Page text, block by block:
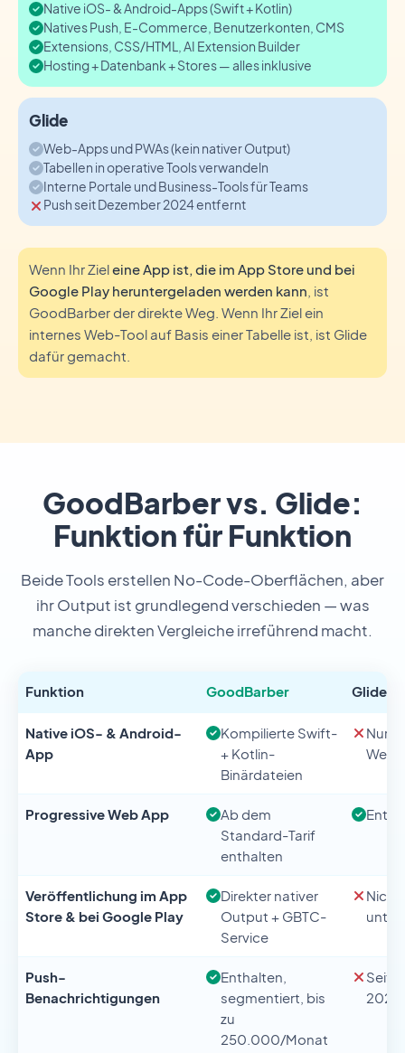
Native iOS- & Android-Apps (Swift + Kotlin)
Natives Push, E-Commerce, Benutzerkonten, CMS
Extensions, CSS/HTML, AI Extension Builder
Hosting + Datenbank + Stores — alles inklusive
Glide
Web-Apps und PWAs (kein nativer Output)
Tabellen in operative Tools verwandeln
Interne Portale und Business-Tools für Teams
Push seit Dezember 2024 entfernt
Wenn Ihr Zieleine App ist, die im App Store und bei
Google Play heruntergeladen werden kann , ist
GoodBarber der direkte Weg. Wenn Ihr Ziel ein
internes Web-Tool auf Basis einer Tabelle ist, ist Glide
dafür gemacht.
GoodBarber vs. Glide:
Funktion für Funktion
Beide Tools erstellen No-Code-Oberflächen, aber
ihr Output ist grundlegend verschieden — was
manche direkten Vergleiche irreführend macht.
Funktion GoodBarber Glide
Native iOS- & Android-
App
Kompilierte Swift-
+ Kotlin-
Binärdateien
Nur
Progressive Web App
Ab dem
Standard-Tarif
enthalten
Veröffentlichung im App
Store & bei Google Play
Direkter nativer
Output + GBTC-
Service
Nicht
Push-
Benachrichtigungen
Enthalten,
segmentiert, bis
zu
250.000/Monat
Seit
2024